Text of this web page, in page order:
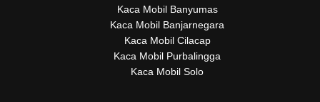
Kaca Mobil Banyumas
Kaca Mobil Banjarnegara
Kaca Mobil Cilacap
Kaca Mobil Purbalingga
Kaca Mobil Solo